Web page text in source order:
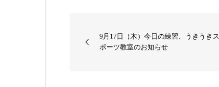
9月17日（木）今日の練習、うきうきス
ポーツ教室のお知らせ